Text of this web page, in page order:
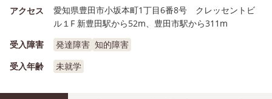
アクセス
愛知県豊田市小坂本町1丁目6番8号 クレッセントビ
ル１F 新豊田駅から52m、豊田市駅から311m
受入障害
発達障害 知的障害
受入年齢
未就学